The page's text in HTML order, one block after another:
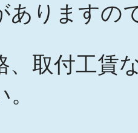
ありますの
、取付工賃